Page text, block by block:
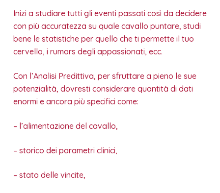
Inizi a studiare tutti gli eventi passati così da decidere
con più accuratezza su quale cavallo puntare, studi
bene le statistiche per quello che ti permette il tuo
cervello, i rumors degli appassionati, ecc.
Con l’Analisi Predittiva, per sfruttare a pieno le sue
potenzialità, dovresti considerare quantità di dati
enormi e ancora più specifici come:
– l’alimentazione del cavallo,
– storico dei parametri clinici,
– stato delle vincite,